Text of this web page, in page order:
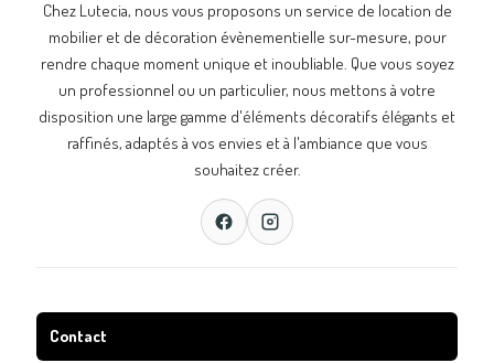
Chez Lutecia, nous vous proposons un service de location de
mobilier et de décoration évènementielle sur-mesure, pour
rendre chaque moment unique et inoubliable. Que vous soyez
un professionnel ou un particulier, nous mettons à votre
disposition une large gamme d'éléments décoratifs élégants et
raffinés, adaptés à vos envies et à l'ambiance que vous
souhaitez créer.
Contact